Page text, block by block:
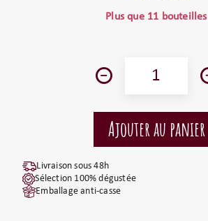
Plus que 11 bouteilles
Livraison sous 48h
Sélection 100% dégustée
Emballage anti-casse